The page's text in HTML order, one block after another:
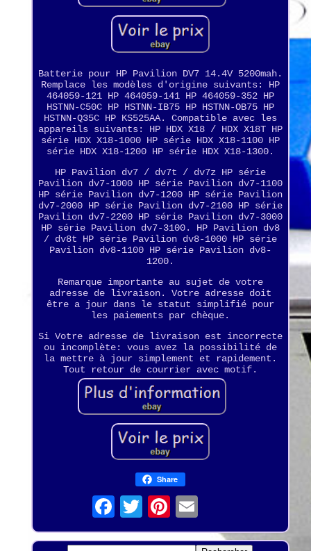
Batterie pour HP Pavilion DV7 14.4V 5200mah.
Remplace les modèles d'origine suivants: HP
464059-121 HP 464059-141 HP 464059-352 HP
HSTNN-C50C HP HSTNN-IB75 HP HSTNN-OB75 HP
HSTNN-Q35C HP KS525AA. Compatible avec les
appareils suivants: HP HDX X18 / HDX X18T HP
série HDX X18-1000 HP série HDX X18-1100 HP
série HDX X18-1200 HP série HDX X18-1300.
HP Pavilion dv7 / dv7t / dv7z HP série
Pavilion dv7-1000 HP série Pavilion dv7-1100
HP série Pavilion dv7-1200 HP série Pavilion
dv7-2000 HP série Pavilion dv7-2100 HP série
Pavilion dv7-2200 HP série Pavilion dv7-3000
HP série Pavilion dv7-3100. HP Pavilion dv8
/ dv8t HP série Pavilion dv8-1000 HP série
Pavilion dv8-1100 HP série Pavilion dv8-
1200.
Remarque importante au sujet de votre
adresse de livraison. Votre adresse doit
être a jour dans le statut simplifié pour
les paiements par chèque.
Si Votre adresse de livraison est incorrecte
ou incomplète: vous avez la possibilité de
la mettre à jour simplement et rapidement.
Tout retour de courrier avec motif.
Share